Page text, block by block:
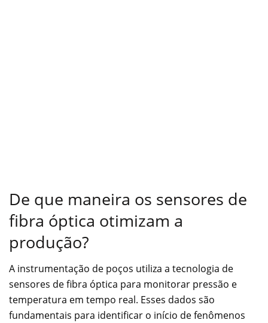
De que maneira os sensores de
fibra óptica otimizam a
produção?
A instrumentação de poços utiliza a tecnologia de
sensores de fibra óptica para monitorar pressão e
temperatura em tempo real. Esses dados são
fundamentais para identificar o início de fenômenos